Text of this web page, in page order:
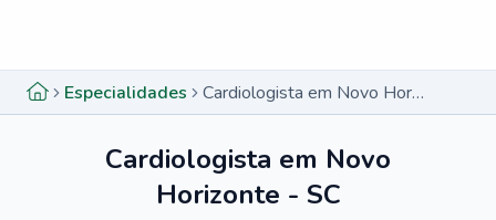
Especialidades Cardiologista em Novo Horizonte - SC
Cardiologista em Novo
Horizonte - SC